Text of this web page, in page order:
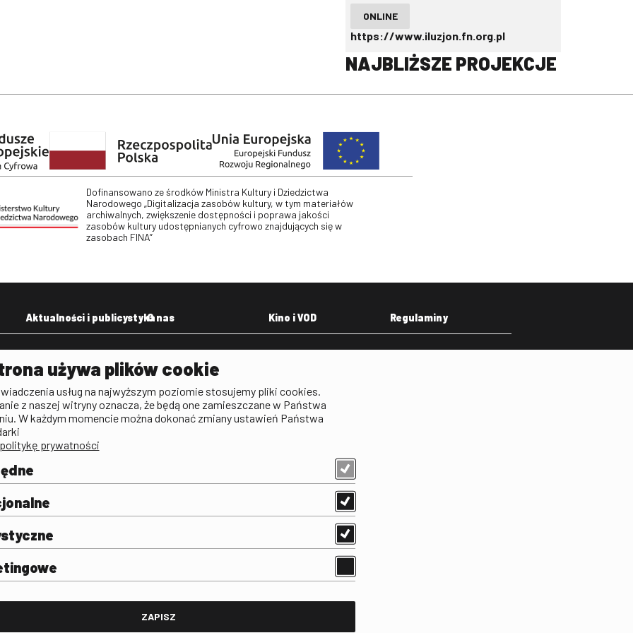
ONLINE
https://www.iluzjon.fn.org.pl
NAJBLIŻSZE PROJEKCJE
Dofinansowano ze środków Ministra Kultury i Dziedzictwa
Narodowego „Digitalizacja zasobów kultury, w tym materiałów
archiwalnych, zwiększenie dostępności i poprawa jakości
zasobów kultury udostępnianych cyfrowo znajdujących się w
zasobach FINA”
i
Aktualności i publicystyka
Aktualności
Publicystyka filmowa
O nas
Deklaracja dostępności
Polityka antykorupcyjna
Praca w FINA
Kino i VOD Regulaminy
używa plików cookie
usług na najwyższym poziomie stosujemy pliki cookies.
z naszej witryny oznacza, że będą one zamieszczane w Państwa
W każdym momencie można dokonać zmiany ustawień Państwa
prywatności
ZAPISZ